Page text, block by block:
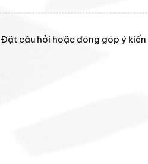
Đặt câu hỏi hoặc đóng góp ý kiến